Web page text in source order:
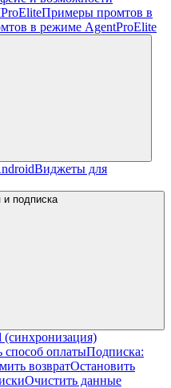
ProEliteПримеры промтов в
в режиме AgentProElite
Виджеты для
и подписка
(синхронизация)
способ оплатыПодписка:
возвратОстановить
Очистить данные